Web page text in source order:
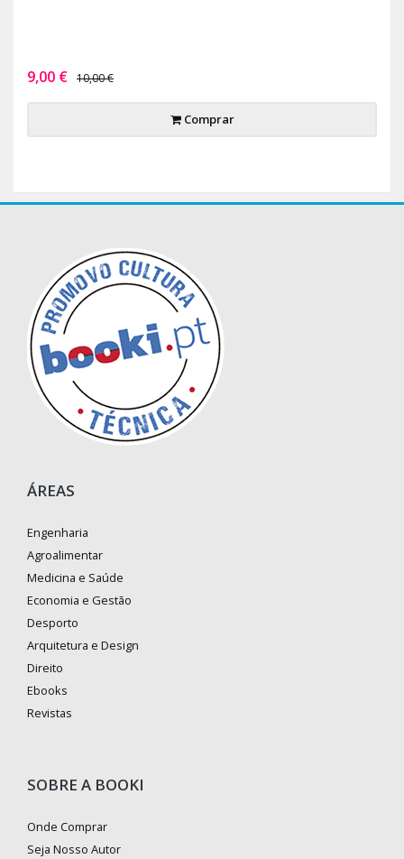
9,00 € 10,00 €
Comprar
ÁREAS
Engenharia
Agroalimentar
Medicina e Saúde
Economia e Gestão
Desporto
Arquitetura e Design
Direito
Ebooks
Revistas
SOBRE A BOOKI
Onde Comprar
Seja Nosso Autor